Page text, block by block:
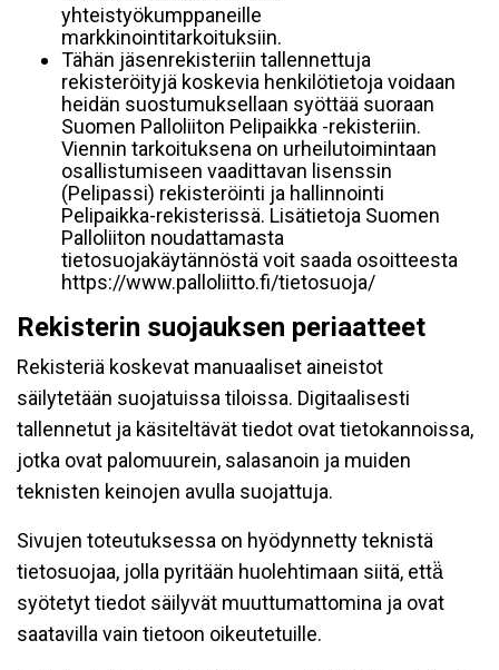
yhteistyökumppaneille
markkinointitarkoituksiin.
Tähän jäsenrekisteriin tallennettuja
rekisteröityjä koskevia henkilötietoja voidaan
heidän suostumuksellaan syöttää suoraan
Suomen Palloliiton Pelipaikka -rekisteriin.
Viennin tarkoituksena on urheilutoimintaan
osallistumiseen vaadittavan lisenssin
(Pelipassi) rekisteröinti ja hallinnointi
Pelipaikka-rekisterissä. Lisätietoja Suomen
Palloliiton noudattamasta
tietosuojakäytännöstä voit saada osoitteesta
https://www.palloliitto.fi/tietosuoja/
Rekisterin suojauksen periaatteet
Rekisteriä koskevat manuaaliset aineistot
säilytetään suojatuissa tiloissa. Digitaalisesti
tallennetut ja käsiteltävät tiedot ovat tietokannoissa,
jotka ovat palomuurein, salasanoin ja muiden
teknisten keinojen avulla suojattuja.
Sivujen toteutuksessa on hyödynnetty teknistä
tietosuojaa, jolla pyritään huolehtimaan siitä, että̈
syötetyt tiedot säilyvät muuttumattomina ja ovat
saatavilla vain tietoon oikeutetuille.